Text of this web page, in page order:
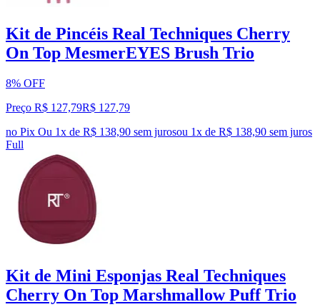
Kit de Pincéis Real Techniques Cherry
On Top MesmerEYES Brush Trio
8% OFF
Preço R$ 127,79R$ 127,79
no Pix Ou 1x de R$ 138,90 sem jurosou 1x de R$ 138,90 sem juros
Full
Kit de Mini Esponjas Real Techniques
Cherry On Top Marshmallow Puff Trio